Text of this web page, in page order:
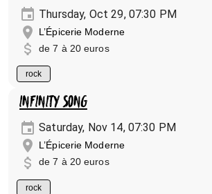
Thursday, Oct 29, 07:30 PM
L’Épicerie Moderne
de 7 à 20 euros
rock
INFINITY SONG
Saturday, Nov 14, 07:30 PM
L’Épicerie Moderne
de 7 à 20 euros
rock